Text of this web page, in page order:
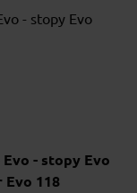
- stopy Evo
Evo 118